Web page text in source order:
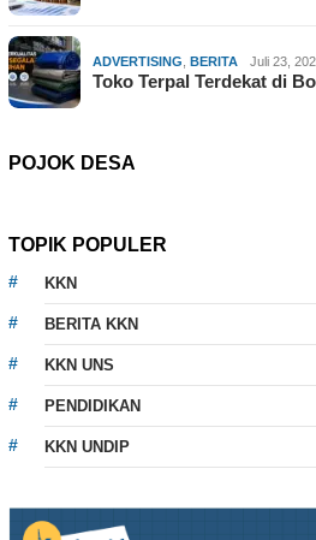
ADVERTISING BERITA Juli 23,
Toko Terpal Terdekat di
POJOK DESA
TOPIK POPULER
KKN
BERITA KKN
KKN UNS
PENDIDIKAN
KKN UNDIP